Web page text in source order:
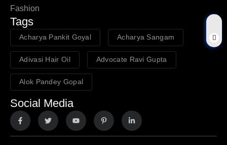
Fashion
Tags
Acharya Pankit Goyal Acharya Sangam
Adivasi Hair Oil Advocate Ravi Gupta
Alok Pandey Gopal
Social Media